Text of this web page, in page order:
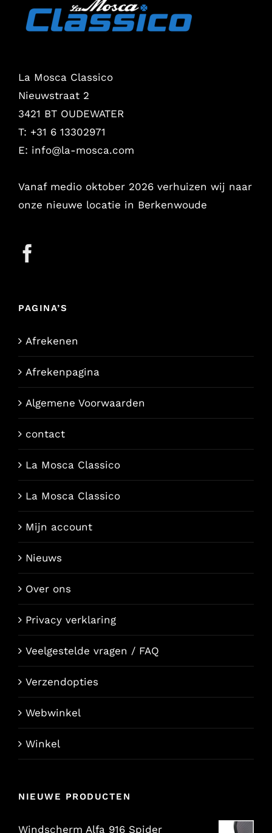
La Mosca Classico
Nieuwstraat 2
3421 BT OUDEWATER
T: +31 6 13302971
E: info@la-mosca.com
Vanaf medio oktober 2026 verhuizen wij naar
onze nieuwe locatie in Berkenwoude
PAGINA’S
Afrekenen
Afrekenpagina
Algemene Voorwaarden
contact
La Mosca Classico
La Mosca Classico
Mijn account
Nieuws
Over ons
Privacy verklaring
Veelgestelde vragen / FAQ
Verzendopties
Webwinkel
Winkel
NIEUWE PRODUCTEN
Windscherm Alfa 916 Spider